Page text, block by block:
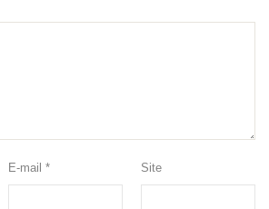
E-mail * Site